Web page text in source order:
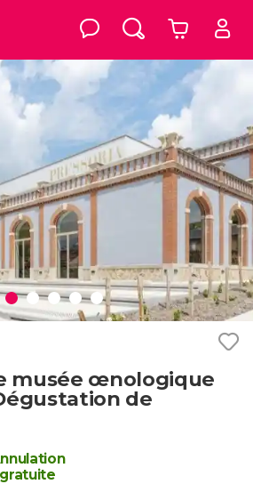
musée œnologique
de
gratuite